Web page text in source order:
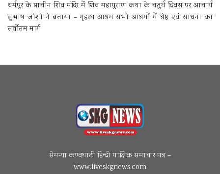
धर्मपुर के प्राचीन शिव मंदिर में शिव महापुराण कथा के चतुर्थ दिवस पर आचार्य
सुभाष जोशी ने बताया – गृहस्थ आश्रम सभी आश्रमों में श्रेष्ठ एवं साधना का
सर्वोत्तम मार्ग
सेमन्या कण्वघाटी हिन्दी पाक्षिक समाचार पत्र –
www.liveskgnews.com